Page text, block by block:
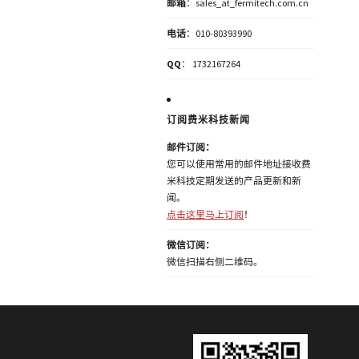
邮箱：sales_at_fermitech.com.cn
电话：010-80393990
QQ ： 1732167264
订阅费米科技新闻
邮件订阅：
您可以使用常用的邮件地址接收费
米科技定期发送的产品更新和新
闻。
点击这里马上订阅 ！
微信订阅：
微信扫描右侧二维码。